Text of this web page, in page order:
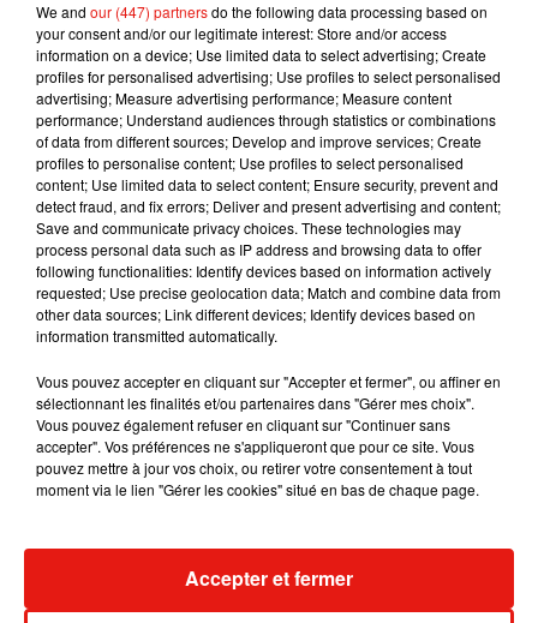
Musique
7 août 2026
RÜFÜS DU SOL annonce un nouvel
album après sa tournée mondiale
7 août 2026
Angèle et Amélie Lens dévoilent leur
collaboration tant attendue
Il y a 10 ans, DJ Snake changeait de
dimension avec son premier...
We and our (447) partnersdo the following data processing based on
your consent and/or our legitimate interest: Store and/or access
information on a device; Use limited data to select advertising; Create
profiles for personalised advertising; Use profiles to select personalised
advertising; Measure advertising performance; Measure content
performance; Understand audiences through statistics or combinations
of data from different sources; Develop and improve services; Create
profiles to personalise content; Use profiles to select personalised
content; Use limited data to select content; Ensure security, prevent and
detect fraud, and fix errors; Deliver and present advertising and content;
Save and communicate privacy choices. These technologies may
process personal data such as IP address and browsing data to offer
following functionalities: Identify devices based on information actively
requested; Use precise geolocation data; Match and combine data from
other data sources; Link different devices; Identify devices based on
information transmitted automatically.
Vous pouvez accepter en cliquant sur "Accepter et fermer", ou affiner en
sélectionnant les finalités et/ou partenaires dans "Gérer mes choix".
Vous pouvez également refuser en cliquant sur "Continuer sans
accepter". Vos préférences ne s'appliqueront que pour ce site. Vous
pouvez mettre à jour vos choix, ou retirer votre consentement à tout
moment via le lien "Gérer les cookies" situé en bas de chaque page.
Accepter et fermer